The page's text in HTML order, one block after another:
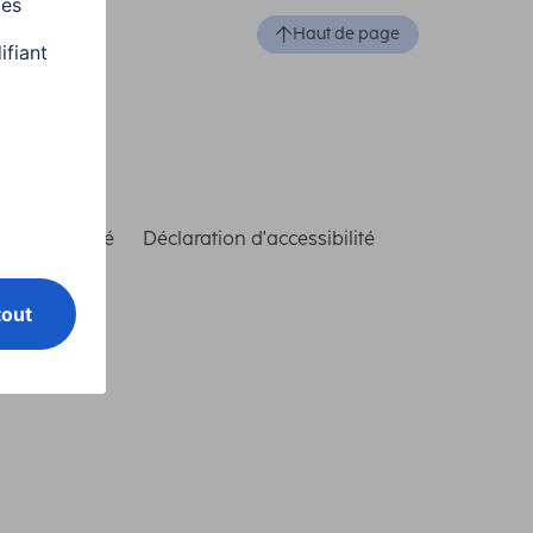
Haut de page
conformité Déclaration d'accessibilité